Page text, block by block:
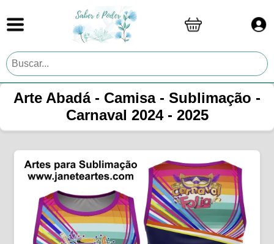
Arte Abadá - Camisa - Sublimação -
Carnaval 2024 - 2025